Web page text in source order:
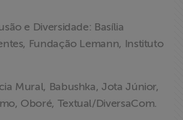
e Diversidade: Basília
Fundação Lemann, Instituto
Mural, Babushka, Jota Júnior,
Oboré, Textual/DiversaCom.